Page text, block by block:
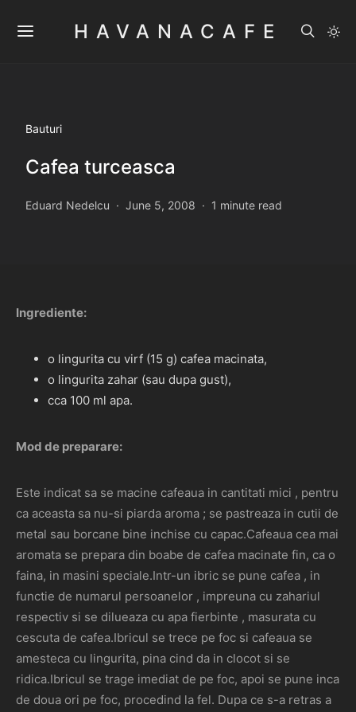
HAVANACAFE
Bauturi
Cafea turceasca
Eduard Nedelcu June 5, 2008 1 minute read
Ingrediente:
o lingurita cu virf (15 g) cafea macinata,
o lingurita zahar (sau dupa gust),
cca 100 ml apa.
Mod de preparare:
Este indicat sa se macine cafeaua in cantitati mici , pentru
ca aceasta sa nu-si piarda aroma ; se pastreaza in cutii de
metal sau borcane bine inchise cu capac.Cafeaua cea mai
aromata se prepara din boabe de cafea macinate fin, ca o
faina, in masini speciale.Intr-un ibric se pune cafea , in
functie de numarul persoanelor , impreuna cu zahariul
respectiv si se dilueaza cu apa fierbinte , masurata cu
cescuta de cafea.Ibricul se trece pe foc si cafeaua se
amesteca cu lingurita, pina cind da in clocot si se
ridica.Ibricul se trage imediat de pe foc, apoi se pune inca
de doua ori pe foc, procedind la fel. Dupa ce s-a retras a